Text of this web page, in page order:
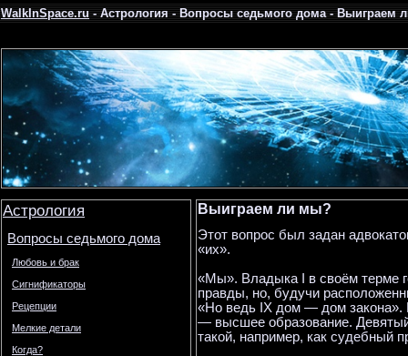
WalkInSpace.ru- Астрология - Вопросы седьмого дома - Выиграем
Астрология
Вопросы седьмого дома
Любовь и брак
Сигнификаторы
Рецепции
Мелкие детали
Когда?
Выиграем ли мы?
Этот вопрос был задан
«их».
«Мы». Владыка I в своём терме
правды, но, будучи
«Но ведь IX дом — дом закона».
— высшее образование. Девятый
такой, например, как судебный